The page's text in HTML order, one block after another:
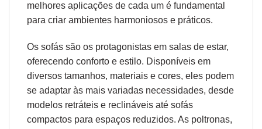
melhores aplicações de cada um é fundamental
para criar ambientes harmoniosos e práticos.
Os sofás são os protagonistas em salas de estar,
oferecendo conforto e estilo. Disponíveis em
diversos tamanhos, materiais e cores, eles podem
se adaptar às mais variadas necessidades, desde
modelos retráteis e reclináveis até sofás
compactos para espaços reduzidos. As poltronas,